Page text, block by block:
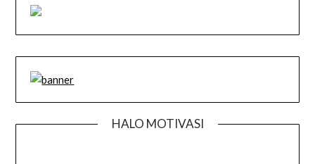
HALO MOTIVASI